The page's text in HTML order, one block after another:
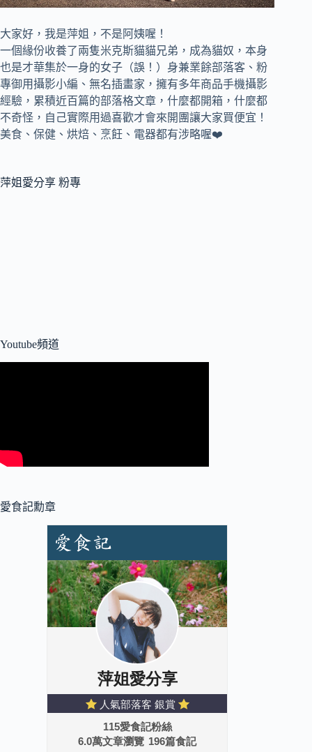
大家好，我是萍姐，不是阿姨喔！
一個緣份收養了兩隻米克斯貓貓兄弟，成為貓奴， 本身
也是才華集於一身的女子（誤！）身兼業餘部落客、 粉
專御用攝影小編、 無名插畫家， 擁有多年商品手機攝影
經驗，累積近百篇的部落格文章， 什麼都開箱，什麼都
不奇怪，自己實際用過喜歡才會來開團讓大家買便宜！
美食、保健、烘焙、烹飪、電器都有涉略喔❤️
萍姐愛分享 粉專
Youtube頻道
愛食記勳章